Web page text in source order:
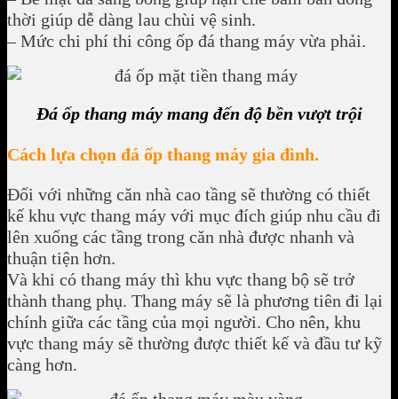
thời giúp dễ dàng lau chùi vệ sinh.
– Mức chi phí thi công ốp đá thang máy vừa phải.
Đá ốp thang máy mang đến độ bền vượt trội
Cách lựa chọn đá ốp thang máy gia đình.
Đối với những căn nhà cao tầng sẽ thường có thiết
kế khu vực thang máy với mục đích giúp nhu cầu đi
lên xuống các tầng trong căn nhà được nhanh và
thuận tiện hơn.
Và khi có thang máy thì khu vực thang bộ sẽ trở
thành thang phụ. Thang máy sẽ là phương tiên đi lại
chính giữa các tầng của mọi người. Cho nên, khu
vực thang máy sẽ thường được thiết kế và đầu tư kỹ
càng hơn.